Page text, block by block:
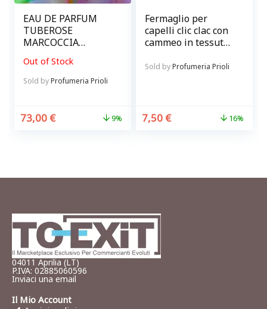
EAU DE PARFUM
TUBEROSE
MARCOCCIA
ARTIGIANI
Out of Stock
Sold byProfumeria Prioli
73,00 € 9%
Fermaglio per
capelli clic clac con
cammeo in tessuto
Look Company Hair
Sold byProfumeria Prioli
7,50 € 16%
04011 Aprilia (LT)
P.IVA: 02885060596
Inviaci una email
Il Mio Account